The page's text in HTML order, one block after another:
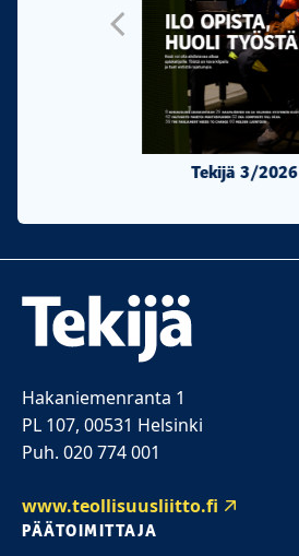
Tekijä 3/2026
Hakaniemenranta 1
PL 107, 00531 Helsinki
Puh. 020 774 001
www.teollisuusliitto.fi
PÄÄTOIMITTAJA